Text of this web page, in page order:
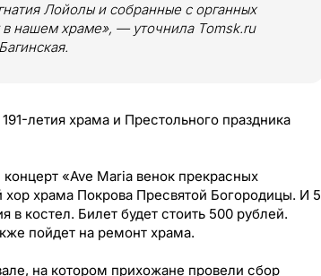
Лойолы и собранные с органных
в нашем храме», — уточнила Tomsk.ru
летия храма и Престольного праздника
«Ave Maria венок прекрасных
храма Покрова Пресвятой Богородицы. И 5
в костел. Билет будет стоить 500 рублей.
пойдет на ремонт храма.
на котором прихожане провели сбор